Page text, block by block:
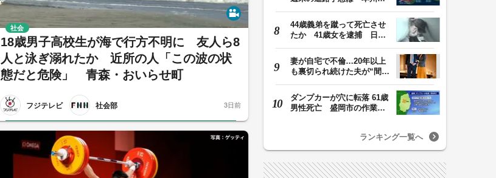
18歳男子高校生が海で行方不明に 友人ら8
人と泳ぎ溺れたか 近所の人「この波の状
態だと危険」 青森・おいらせ町
フジテレビ 社会部
社会
3日前
44歳義弟を蹴って死亡させ
たか 41歳女を逮捕 日頃
妻が自宅で不倫…20年以上
も裏切られ続けた夫が“間
ダンプカーが穴に転落 61歳
男性死亡 盛岡市の作業
ランキング一覧へ